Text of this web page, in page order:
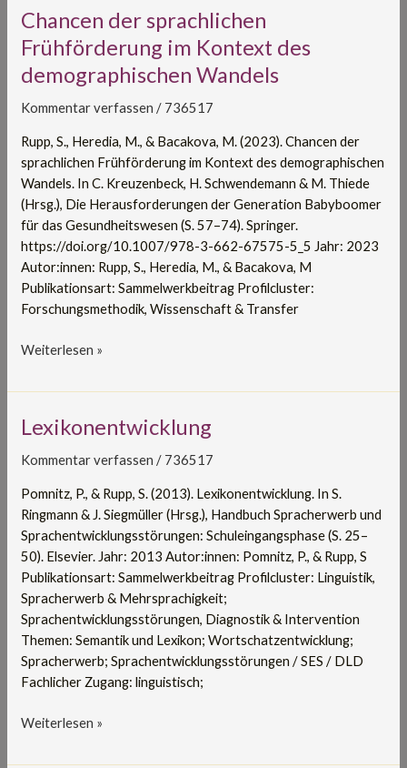
Chancen der sprachlichen
Frühförderung im Kontext des
demographischen Wandels
Kommentar verfassen / 736517
Rupp, S., Heredia, M., & Bacakova, M. (2023). Chancen der
sprachlichen Frühförderung im Kontext des demographischen
Wandels. In C. Kreuzenbeck, H. Schwendemann & M. Thiede
(Hrsg.), Die Herausforderungen der Generation Babyboomer
für das Gesundheitswesen (S. 57–74). Springer.
https://doi.org/10.1007/978-3-662-67575-5_5 Jahr: 2023
Autor:innen: Rupp, S., Heredia, M., & Bacakova, M
Publikationsart: Sammelwerkbeitrag Profilcluster:
Forschungsmethodik, Wissenschaft & Transfer
Chancen
sprachlichen
Frühförderung
des
demographischen
Wandels
Weiterlesen »
Lexikonentwicklung
Kommentar verfassen / 736517
Pomnitz, P., & Rupp, S. (2013). Lexikonentwicklung. In S.
Ringmann & J. Siegmüller (Hrsg.), Handbuch Spracherwerb und
Sprachentwicklungsstörungen: Schuleingangsphase (S. 25–
50). Elsevier. Jahr: 2013 Autor:innen: Pomnitz, P., & Rupp, S
Publikationsart: Sammelwerkbeitrag Profilcluster: Linguistik,
Spracherwerb & Mehrsprachigkeit;
Sprachentwicklungsstörungen, Diagnostik & Intervention
Themen: Semantik und Lexikon; Wortschatzentwicklung;
Spracherwerb; Sprachentwicklungsstörungen / SES / DLD
Fachlicher Zugang: linguistisch;
Lexikonentwicklung
Weiterlesen »